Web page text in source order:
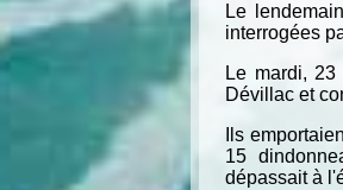
Le
interrogées
Le mardi,
Dévillac et
Ils
15
dépassait à